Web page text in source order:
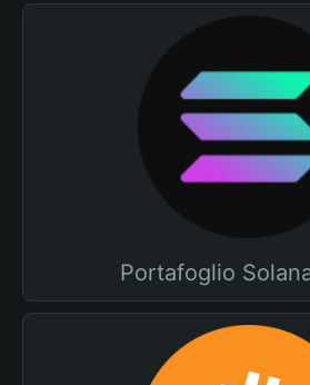
Portafoglio